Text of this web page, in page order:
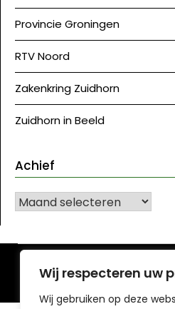
Wij respecteren uw
Wij gebruiken op deze
Provincie Groningen
RTV Noord
Zakenkring Zuidhorn
Zuidhorn in Beeld
Achief
Achief
©J Westerkwartier|NU |